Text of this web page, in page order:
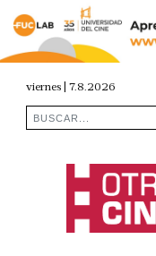
viernes | 7.8.2026